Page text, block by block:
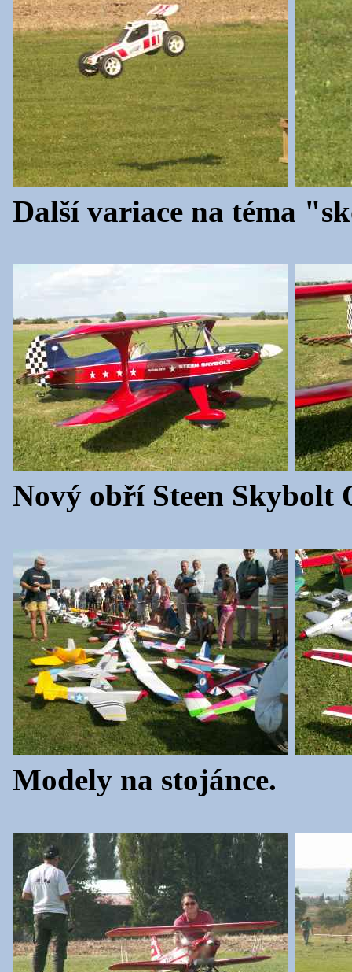
Další variace na téma
Nový obří Steen Skybolt
Modely na stojánce.